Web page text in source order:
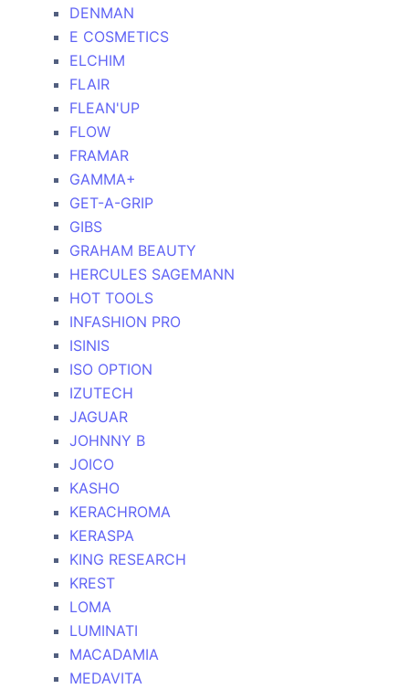
DENMAN
E COSMETICS
ELCHIM
FLAIR
FLEAN'UP
FLOW
FRAMAR
GAMMA+
GET-A-GRIP
GIBS
GRAHAM BEAUTY
HERCULES SAGEMANN
HOT TOOLS
INFASHION PRO
ISINIS
ISO OPTION
IZUTECH
JAGUAR
JOHNNY B
JOICO
KASHO
KERACHROMA
KERASPA
KING RESEARCH
KREST
LOMA
LUMINATI
MACADAMIA
MEDAVITA